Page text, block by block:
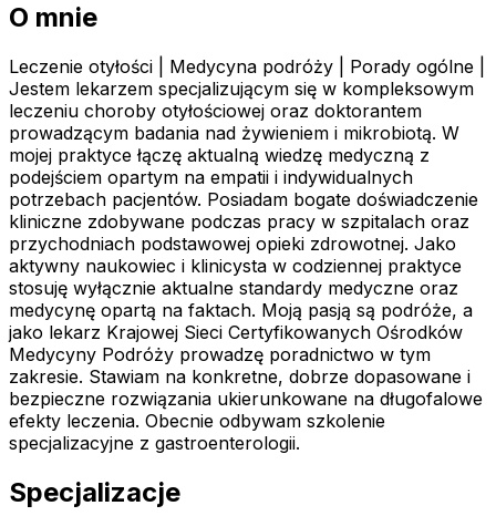
O mnie
Leczenie otyłości | Medycyna podróży | Porady ogólne |
Jestem lekarzem specjalizującym się w kompleksowym
leczeniu choroby otyłościowej oraz doktorantem
prowadzącym badania nad żywieniem i mikrobiotą. W
mojej praktyce łączę aktualną wiedzę medyczną z
podejściem opartym na empatii i indywidualnych
potrzebach pacjentów. Posiadam bogate doświadczenie
kliniczne zdobywane podczas pracy w szpitalach oraz
przychodniach podstawowej opieki zdrowotnej. Jako
aktywny naukowiec i klinicysta w codziennej praktyce
stosuję wyłącznie aktualne standardy medyczne oraz
medycynę opartą na faktach. Moją pasją są podróże, a
jako lekarz Krajowej Sieci Certyfikowanych Ośrodków
Medycyny Podróży prowadzę poradnictwo w tym
zakresie. Stawiam na konkretne, dobrze dopasowane i
bezpieczne rozwiązania ukierunkowane na długofalowe
efekty leczenia. Obecnie odbywam szkolenie
specjalizacyjne z gastroenterologii.
Specjalizacje